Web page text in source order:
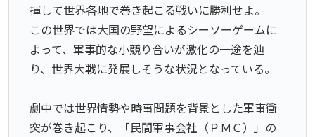
揮して世界各地で巻き起こる戦いに勝利せよ。
この世界では大国の野望によるシーソーゲームに
よって、軍事的な小競り合いが激化の一途を辿
り、世界大戦に発展しそうな状況となっている。
劇中では世界情勢や時事問題を背景とした軍事衝
突が巻き起こり、「民間軍事会社（ＰＭＣ）」の